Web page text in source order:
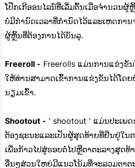
ໂປ໊ກເກີອອນໄລນ໌ທີ່ເລີ່ມຕົ້ນເມື່ອຈໍານວນຜູ້
ບໍ່ມີກໍານົດເວລາທີ່ກໍານົດໄວ້ແລະເຫດກາ
ຜູ້ຫຼິ້ນທີ່ຕ້ອງການໄດ້ບັນລຸ.
Freeroll - Freerolls ແມ່ນການແຂ່ງຂັ
ໃຫ້ທ່ານສາມາດເຂົ້າການແຂ່ງຂັນໄດ້ໂດ
ນຽມເຂົ້າ.
Shootout - ' shootout ' ແມ່ນປະເພ
ຕ້ອງຊະນະແລະເປັນຜູ້ສຸດທ້າຍທີ່ຢືນຢູ່ໃນ
ເພື່ອກ້າວໄປສູ່ຮອບຕໍ່ໄປຫຼືຕາຕະລາງສຸດ
ອື່ນໆ​ສ່ວນ​ໃຫຍ່​ມີ​ແນວ​ໂນ້ມ​ທີ່​ຈະ​ລວມ​ຕາ​ຕ